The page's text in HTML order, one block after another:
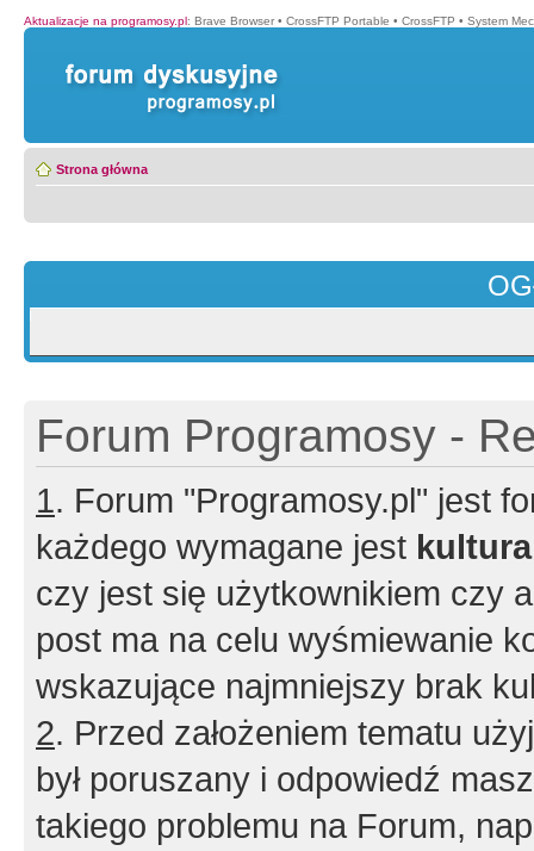
Aktualizacje na programosy.pl: Brave Browser • CrossFTP Portable • CrossFTP • System
Strona główna
Forum Programosy -
1. Forum "Programosy.pl" jest
każdego wymagane jest
czy jest się użytkownikiem czy
post ma na celu wyśmiewanie
wskazujące najmniejszy brak
2. Przed założeniem tematu
był poruszany i odpowiedź
takiego problemu na Forum,